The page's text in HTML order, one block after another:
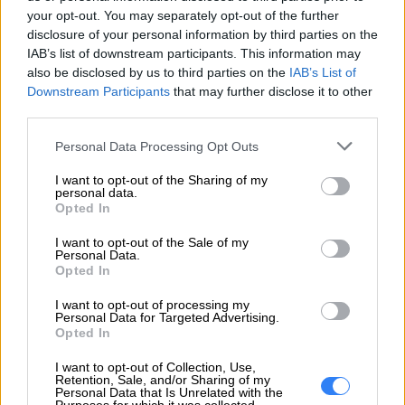
your opt-out. You may separately opt-out of the further
disclosure of your personal information by third parties on the
IAB’s list of downstream participants. This information may
also be disclosed by us to third parties on the IAB’s List of
Downstream Participants that may further disclose it to other
Personal Data Processing Opt Outs
I want to opt-out of the Sharing of my
personal data.
Opted In
I want to opt-out of the Sale of my
Personal Data.
Opted In
I want to opt-out of processing my
Personal Data for Targeted Advertising.
Opted In
I want to opt-out of Collection, Use,
Retention, Sale, and/or Sharing of my
Personal Data that Is Unrelated with the
przy zakupie w sklepie internetowym. Podczas
finalizacji zakupów wystarczy dodać do produktu
wybrany wariant ochrony EasyProtect lub dodać
wybrany wariant bezpośrednio do koszyka
podczas zakupów w sklepie internetowym.
Kod
producenta
Dane
producenta
Podmiot
odpowiedzialny